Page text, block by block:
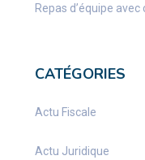
Repas d’équipe
CATÉGORIES
Actu Fiscale
Actu Juridique